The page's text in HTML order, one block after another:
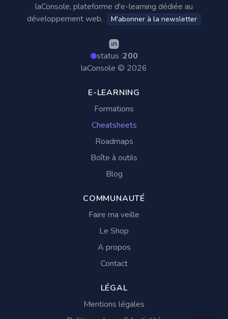
laConsole, plateforme d'e-learning dédiée au
développement web.
M'abonner à la newsletter
status :200
laConsole © 2026
E-LEARNING
Formations
Cheatsheets
Roadmaps
Boîte à outils
Blog
COMMUNAUTÉ
Faire ma veille
Le Shop
A propos
Contact
LÉGAL
Mentions légales